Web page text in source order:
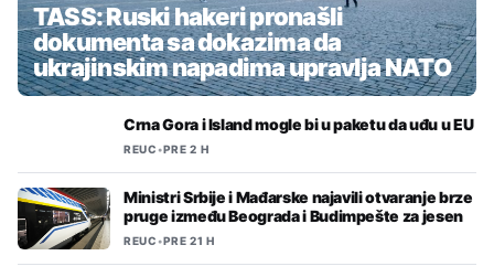
TASS: Ruski hakeri pronašli
dokumenta sa dokazima da
ukrajinskim napadima upravlja NATO
Crna Gora i Island mogle bi u paketu da uđu u EU
REUC•PRE 2 H
Ministri Srbije i Mađarske najavili otvaranje brze
pruge između Beograda i Budimpešte za jesen
REUC•PRE 21 H